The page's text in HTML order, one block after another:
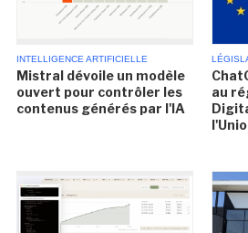
INTELLIGENCE ARTIFICIELLE
Mistral dévoile un modèle
ouvert pour contrôler les
contenus générés par l'IA
au